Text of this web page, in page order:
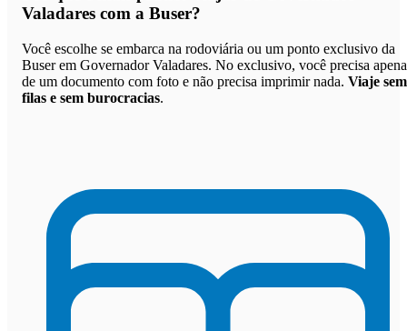
Valadares com a Buser?
Você escolhe se embarca na rodoviária ou um ponto exclusivo da
Buser em Governador Valadares. No exclusivo, você precisa
de um documento com foto e não precisa imprimir nada. Viaje sem
filas e sem burocracias.